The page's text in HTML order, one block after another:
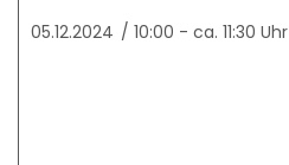
05.12.2024 / 10:00 - ca. 11:30 Uhr